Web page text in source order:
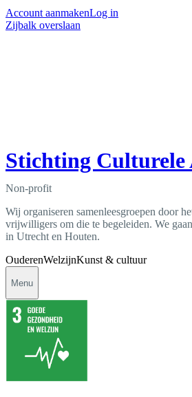
Account aanmakenLog in
Zijbalk overslaan
Stichting Culturele
Non-profit
Wij organiseren samenleesgroepen door
vrijwilligers om die te begeleiden. We
in Utrecht en Houten.
OuderenWelzijnKunst & cultuur
Menu